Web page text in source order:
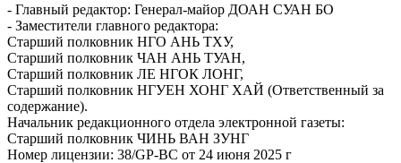
- Главный редактор: Генерал-майор ДОАН СУАН БО
- Заместители главного редактора:
Старший полковник НГО АНЬ TХУ,
Старший полковник ЧАН АНЬ ТУАН,
Старший полковник ЛЕ НГОК ЛОНГ,
Старший полковник НГУЕН ХОНГ ХАЙ (Ответственный за
содержание).
Начальник редакционного отдела электронной газеты:
Старший полковник ЧИНЬ ВАН ЗУНГ
Номер лицензии: 38/GP-BC от 24 июня 2025 г